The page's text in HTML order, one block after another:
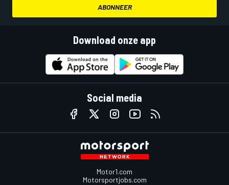
ABONNEER
Download onze app
Social media
Motor1.com
Motorsportjobs.com